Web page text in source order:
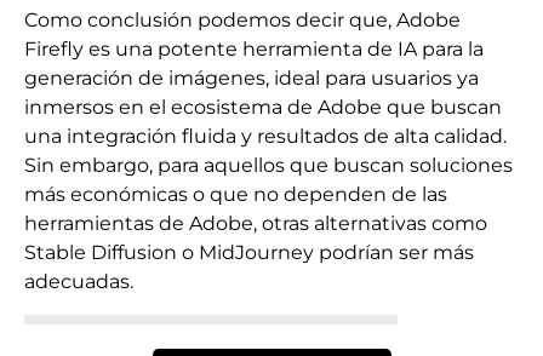
Como conclusión podemos decir que, Adobe
Firefly es una potente herramienta de IA para la
generación de imágenes, ideal para usuarios ya
inmersos en el ecosistema de Adobe que buscan
una integración fluida y resultados de alta calidad.
Sin embargo, para aquellos que buscan soluciones
más económicas o que no dependen de las
herramientas de Adobe, otras alternativas como
Stable Diffusion o MidJourney podrían ser más
adecuadas.